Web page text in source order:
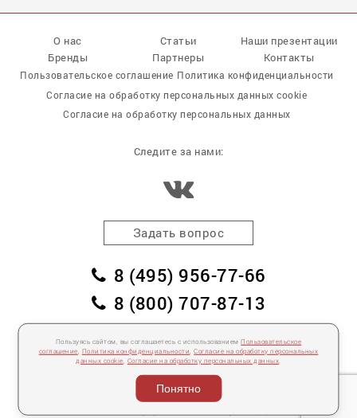
Пользуясь сайтом, вы соглашаетесь с использованиемПользовательское
соглашение Политика конфиденциальности ,Согласие на обработку персональных
данных cookie Согласие на обработку персональных данных
Понятно
О нас Статьи
Наши презентации
Бренды
Партнеры Контакты
Пользовательское соглашение Политика конфиденциальности
Согласие на обработку персональных данных cookie
Согласие на обработку персональных данных
Следите за нами:
Задать вопрос
8 (495) 956-77-66
8 (800) 707-87-13
пл. Победы, дом 2, корпус 2
Для спецификаций и предложений: info@mebelclub.ru
Выставленные на данном сайте предложения публичной офертой не являются.
Количество товара ограничено.
© 2007—2026 «Интерьерный салон №1» Все права защищены